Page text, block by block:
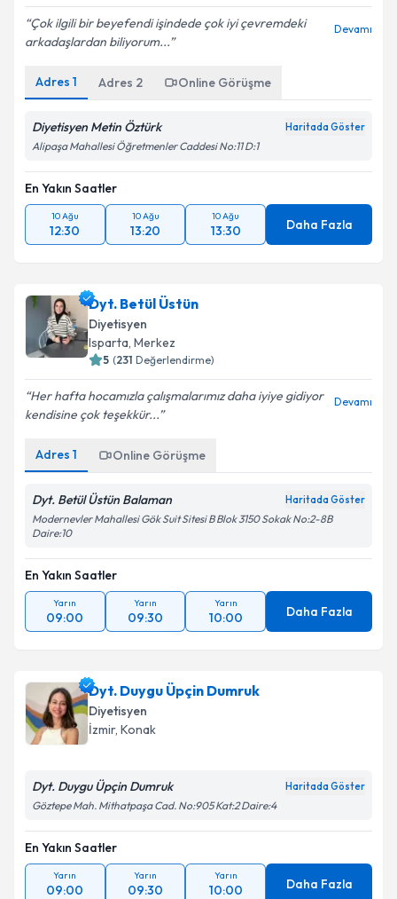
Çok ilgili bir beyefendi işindede çok iyi çevremdeki
arkadaşlardan biliyorum...
Devamı
Adres 1 Adres 2 Online Görüşme
Diyetisyen Metin Öztürk Haritada Göster
Alipaşa Mahallesi Öğretmenler Caddesi No:11 D:1
En Yakın Saatler
10 Ağu
12:30
10 Ağu
13:20
10 Ağu
13:30 Daha Fazla
Dyt. Betül Üstün
Diyetisyen
Isparta, Merkez
5 (231 Değerlendirme)
Her hafta hocamızla çalışmalarımız daha iyiye gidiyor
kendisine çok teşekkür...
Devamı
Adres 1 Online Görüşme
Dyt. Betül Üstün Balaman Haritada Göster
Modernevler Mahallesi Gök Suit Sitesi B Blok 3150 Sokak No:2-8B
Daire:10
En Yakın Saatler
Yarın
09:00
Yarın
09:30
Yarın
10:00 Daha Fazla
Dyt. Duygu Üpçin Dumruk
Diyetisyen
İzmir, Konak
Dyt. Duygu Üpçin Dumruk Haritada Göster
Göztepe Mah. Mithatpaşa Cad. No:905 Kat:2 Daire:4
En Yakın Saatler
Yarın
09:00
Yarın
09:30
Yarın
10:00 Daha Fazla